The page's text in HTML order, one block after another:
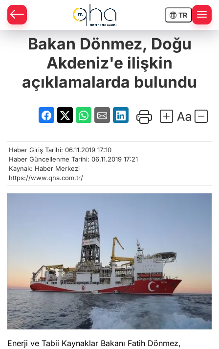
TR
Bakan Dönmez, Doğu
Akdeniz'e ilişkin
açıklamalarda bulundu
Haber Giriş Tarihi: 06.11.2019 17:10
Haber Güncellenme Tarihi: 06.11.2019 17:21
Kaynak: Haber Merkezi
https://www.qha.com.tr/
Enerji ve Tabii Kaynaklar Bakanı Fatih Dönmez,